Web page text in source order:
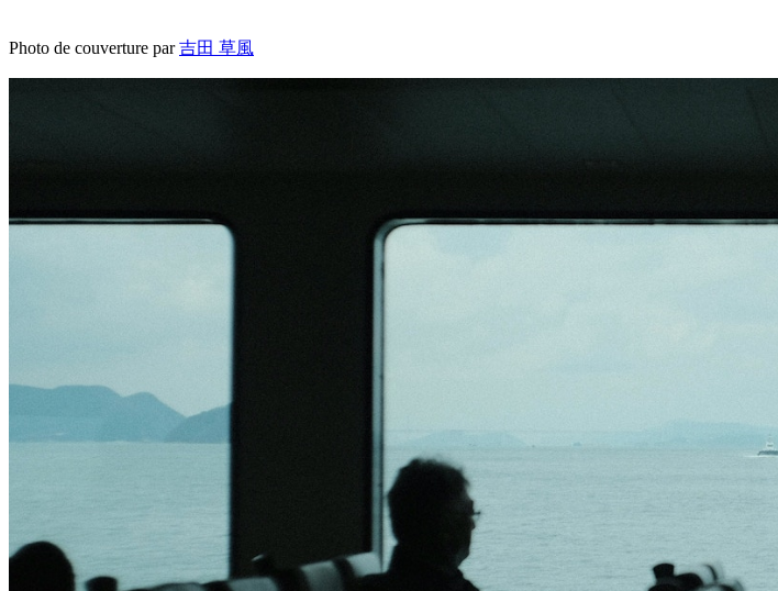
Photo de couverture par吉田 草風